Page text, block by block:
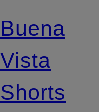
Buena
Vista
Shorts